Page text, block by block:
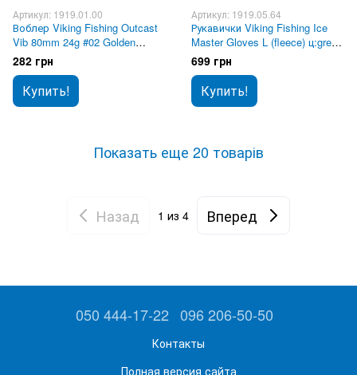
Артикул: 1919.01.00
Воблер Viking Fishing Outcast
Vib 80mm 24g #02 Golden
Brown
282 грн
Купить!
Артикул: 1919.05.64
Рукавички Viking Fishing Ice
Master Gloves L (fleece) ц:grey-
graphite
699 грн
Купить!
Показать еще 20 товарів
Назад 1 из 4 Вперед
050 444-17-22 096 206-50-50
Контакты
Полная версия сайта